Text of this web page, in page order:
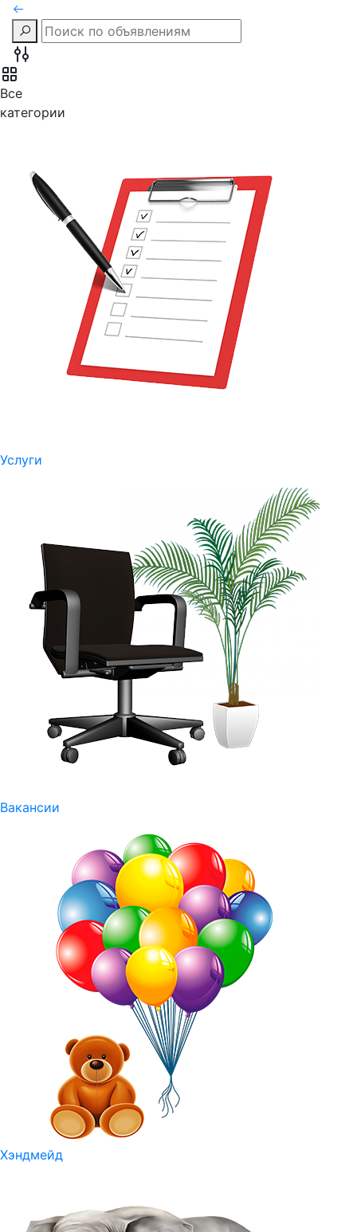
Все
категории
Услуги
Вакансии
Хэндмейд